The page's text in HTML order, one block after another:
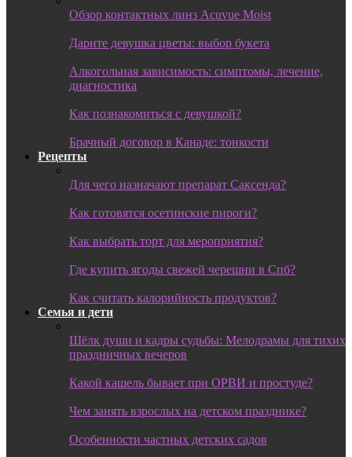
Обзор контактных линз Acuvue Moist
Дарите девушка цветы: выбор букета
Алкогольная зависимость: симптомы, лечение,
диагностика
Как познакомиться с девушкой?
Брачный договор в Канаде: тонкости
Рецепты
Для чего назначают препарат Саксенда?
Как готовятся осетинские пироги?
Как выбрать торт для мероприятия?
Где купить ягоды свежей черешни в Спб?
Как считать калорийность продуктов?
Семья и дети
Шёлк души и кадры судьбы: Мелодрамы для тихих
праздничных вечеров
Какой кашель бывает при ОРВИ и простуде?
Чем занять взрослых на детском празднике?
Особенности частных детских садов